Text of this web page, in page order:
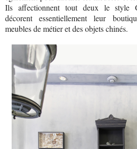
Ils affectionnent tout deux le style
décorent essentiellement leur
meubles de métier et des objets chinés.